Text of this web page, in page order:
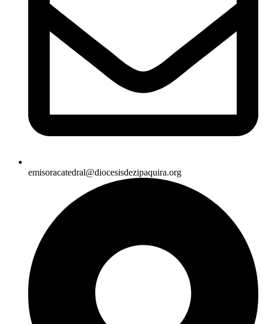
emisoracatedral@diocesisdezipaquira.org